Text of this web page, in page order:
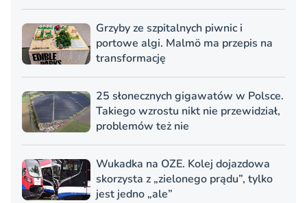
Grzyby ze szpitalnych piwnic i
portowe algi. Malmö ma przepis na
transformację
25 słonecznych gigawatów w Polsce.
Takiego wzrostu nikt nie przewidział,
problemów też nie
Wukadka na OZE. Kolej dojazdowa
skorzysta z „zielonego prądu”, tylko
jest jedno „ale”